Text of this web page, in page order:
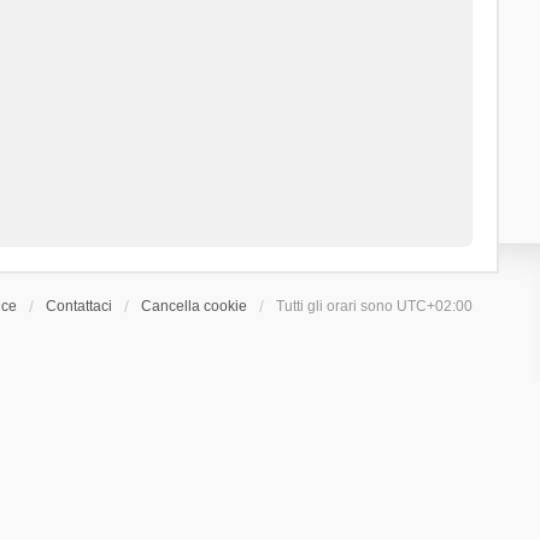
Contattaci Cancella cookie Tutti gli orari sono UTC+02:00